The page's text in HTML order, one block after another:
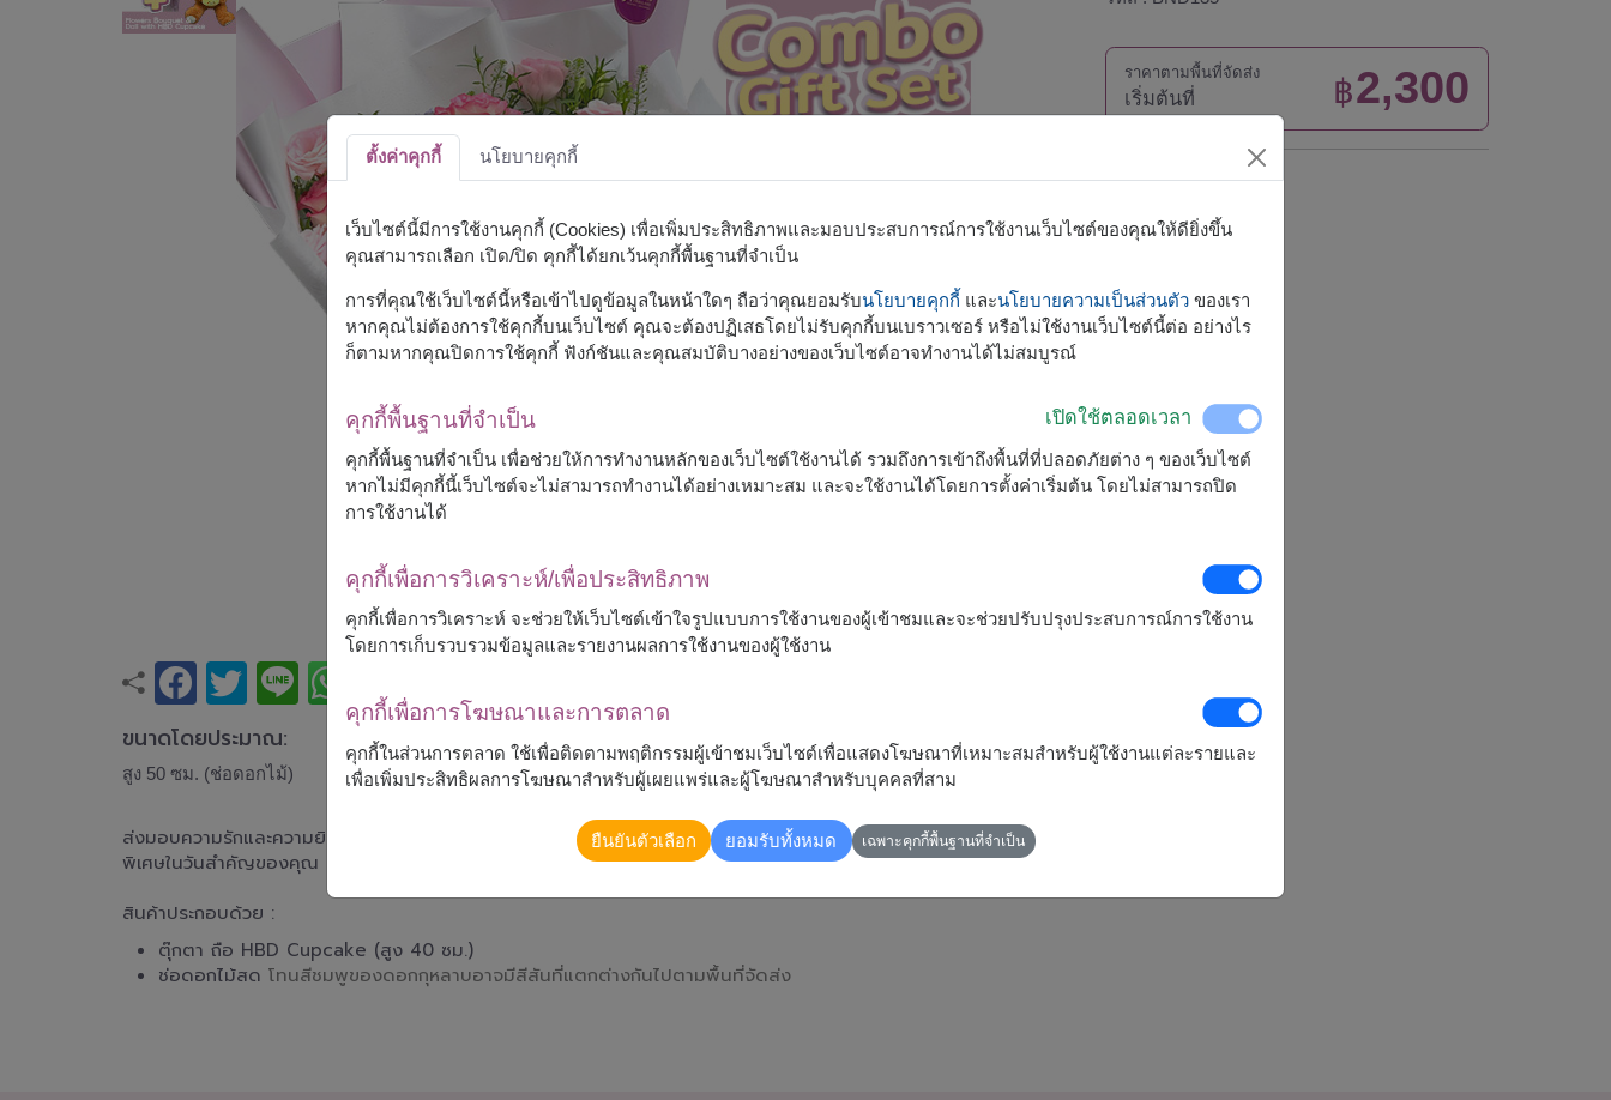
ขนาดโดยประมาณ:
สูง 50 ซม. (ช่อดอกไม้)
ส่งมอบความรักและความยินดีผ่านช่อดอกไม้สดและตุ๊กตาน่ารัก เพื่อสร้างความประทับใจและมอบความสุขให้กับคน
พิเศษในวันสำคัญของคุณ
สินค้าประกอบด้วย :
ตุ๊กตา ถือ HBD Cupcake (สูง 40 ซม.)
ช่อดอกไม้สด โทนสีชมพูของดอกกุหลาบอาจมีสีสันที่แตกต่างกันไปตามพื้นที่จัดส่ง
ราคาตามพื้นที่จัดส่ง
เริ่มต้นที่ ฿2,300
ทั่วประเทศ
ตั้งค่าคุกกี้ นโยบายคุกกี้
เว็บไซต์นี้มีการใช้งานคุกกี้ (Cookies) เพื่อเพิ่มประสิทธิภาพและมอบประสบการณ์การใช้งานเว็บไซต์ของคุณให้ดียิ่งขึ้น
คุณสามารถเลือก เปิด/ปิด คุกกี้ได้ยกเว้นคุกกี้พื้นฐานที่จำเป็น
การที่คุณใช้เว็บไซต์นี้หรือเข้าไปดูข้อมูลในหน้าใดๆ ถือว่าคุณยอมรับนโยบายคุกกี้ และนโยบายความเป็นส่วนตัว ของเรา
หากคุณไม่ต้องการใช้คุกกี้บนเว็บไซต์ คุณจะต้องปฏิเสธโดยไม่รับคุกกี้บนเบราวเซอร์ หรือไม่ใช้งานเว็บไซต์นี้ต่อ อย่างไร
ก็ตามหากคุณปิดการใช้คุกกี้ ฟังก์ชันและคุณสมบัติบางอย่างของเว็บไซต์อาจทำงานได้ไม่สมบูรณ์
คุกกี้พื้นฐานที่จำเป็น เปิดใช้ตลอดเวลา
คุกกี้พื้นฐานที่จำเป็น เพื่อช่วยให้การทำงานหลักของเว็บไซต์ใช้งานได้ รวมถึงการเข้าถึงพื้นที่ที่ปลอดภัยต่าง ๆ ของเว็บไซต์
หากไม่มีคุกกี้นี้เว็บไซต์จะไม่สามารถทำงานได้อย่างเหมาะสม และจะใช้งานได้โดยการตั้งค่าเริ่มต้น โดยไม่สามารถปิด
การใช้งานได้
คุกกี้เพื่อการวิเคราะห์/เพื่อประสิทธิภาพ
คุกกี้เพื่อการวิเคราะห์ จะช่วยให้เว็บไซต์เข้าใจรูปแบบการใช้งานของผู้เข้าชมและจะช่วยปรับปรุงประสบการณ์การใช้งาน
โดยการเก็บรวบรวมข้อมูลและรายงานผลการใช้งานของผู้ใช้งาน
คุกกี้เพื่อการโฆษณาและการตลาด
คุกกี้ในส่วนการตลาด ใช้เพื่อติดตามพฤติกรรมผู้เข้าชมเว็บไซต์เพื่อแสดงโฆษณาที่เหมาะสมสำหรับผู้ใช้งานแต่ละรายและ
เพื่อเพิ่มประสิทธิผลการโฆษณาสำหรับผู้เผยแพร่และผู้โฆษณาสำหรับบุคคลที่สาม
ยืนยันตัวเลือก ยอมรับทั้งหมด เฉพาะคุกกี้พื้นฐานที่จำเป็น